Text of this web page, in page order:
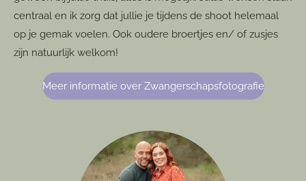
centraal en ik zorg dat jullie je tijdens de shoot helemaal
op je gemak voelen. Ook oudere broertjes en/ of zusjes
zijn natuurlijk welkom!
Meer informatie over Zwangerschapsfotografie